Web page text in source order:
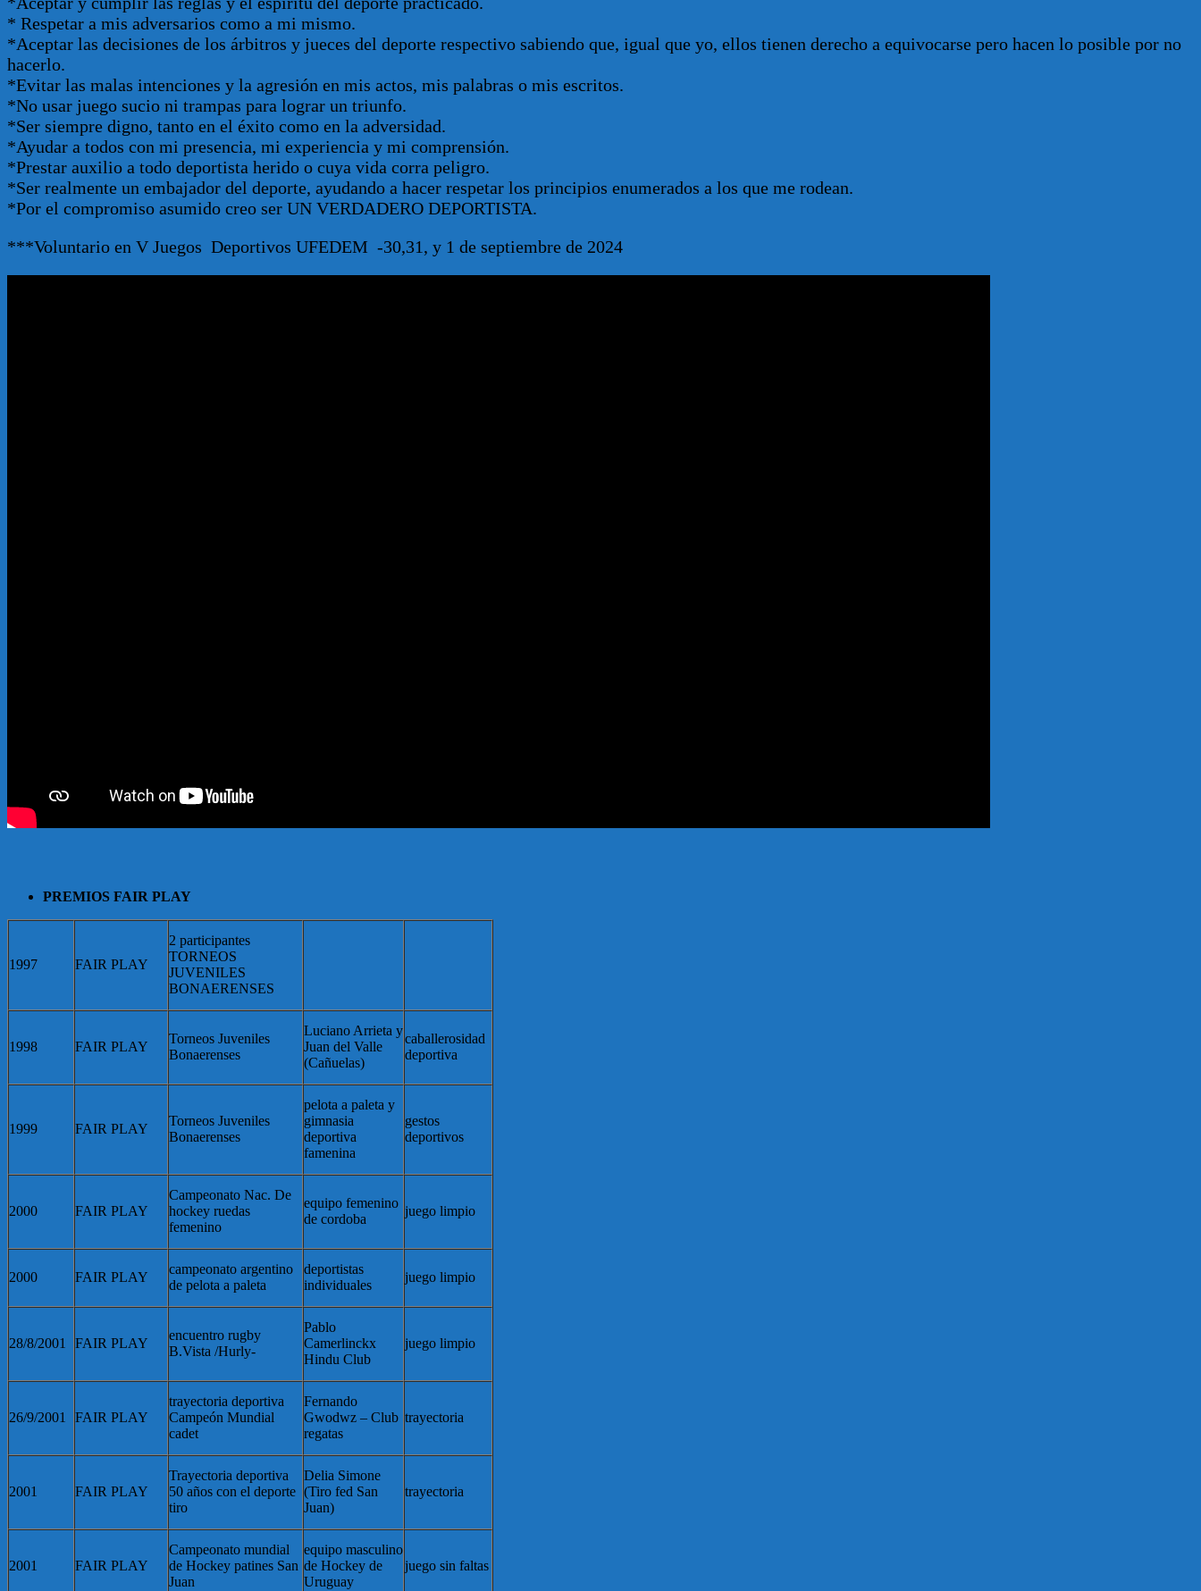
* Respetar a mis adversarios como a mi mismo.
*Aceptar las decisiones de los árbitros y jueces del deporte respectivo sabiendo que, igual que yo, ellos tienen derecho a equivocarse pero hacen lo posible por no
hacerlo.
*Evitar las malas intenciones y la agresión en mis actos, mis palabras o mis escritos.
*No usar juego sucio ni trampas para lograr un triunfo.
*Ser siempre digno, tanto en el éxito como en la adversidad.
*Ayudar a todos con mi presencia, mi experiencia y mi comprensión.
*Prestar auxilio a todo deportista herido o cuya vida corra peligro.
*Ser realmente un embajador del deporte, ayudando a hacer respetar los principios enumerados a los que me rodean.
*Por el compromiso asumido creo ser UN VERDADERO DEPORTISTA.
***Voluntario en V Juegos Deportivos UFEDEM -30,31, y 1 de septiembre de 2024
PREMIOS FAIR PLAY
1997 FAIR PLAY
2 participantes
TORNEOS
JUVENILES
BONAERENSES
1998 FAIR PLAY
Torneos Juveniles
Bonaerenses
Luciano Arrieta y
Juan del Valle
(Cañuelas)
caballerosidad
deportiva
1999 FAIR PLAY
Torneos Juveniles
Bonaerenses
pelota a paleta y
gimnasia
deportiva
famenina
gestos
deportivos
2000 FAIR PLAY
Campeonato Nac. De
hockey ruedas
femenino
equipo femenino
de cordoba
juego limpio
2000 FAIR PLAY
campeonato argentino
de pelota a paleta
deportistas
individuales
juego limpio
28/8/2001 FAIR PLAY
encuentro rugby
B.Vista /Hurly-
Pablo
Camerlinckx
Hindu Club
juego limpio
26/9/2001 FAIR PLAY
trayectoria deportiva
Campeón Mundial
cadet
Fernando
Gwodwz – Club
regatas
trayectoria
2001 FAIR PLAY
Trayectoria deportiva
50 años con el deporte
tiro
Delia Simone
(Tiro fed San
Juan)
trayectoria
2001 FAIR PLAY
Campeonato mundial
de Hockey patines San
Juan
equipo masculino
de Hockey de
Uruguay
juego sin faltas